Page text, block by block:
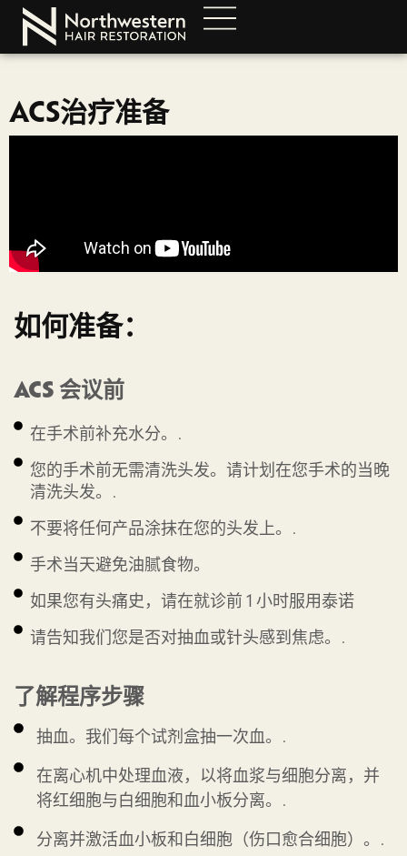
ACS治疗准备
如何准备：
ACS 会议前
在手术前补充水分。.
您的手术前无需清洗头发。请计划在您手术的当晚
清洗头发。.
不要将任何产品涂抹在您的头发上。.
手术当天避免油腻食物。
如果您有头痛史，请在就诊前 1 小时服用泰诺
请告知我们您是否对抽血或针头感到焦虑。.
了解程序步骤
抽血。我们每个试剂盒抽一次血。.
在离心机中处理血液，以将血浆与细胞分离，并
将红细胞与白细胞和血小板分离。.
分离并激活血小板和白细胞（伤口愈合细胞）。.